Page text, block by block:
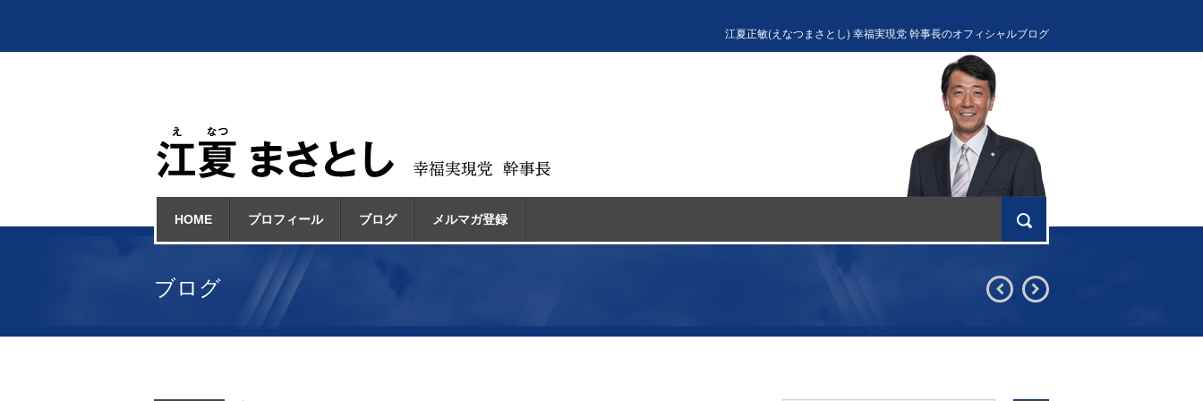
江夏正敏(えなつまさとし) 幸福実現党 幹事長のオフィシャルブログ
HOME プロフィール ブログ メルマガ登録
ブログ